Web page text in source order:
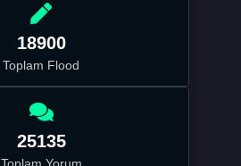
18900
Toplam Flood
25135
Toplam Yorum